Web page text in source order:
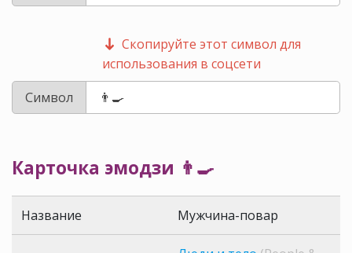
Скопируйте этот символ для
использования в соцсети
Символ
Карточка эмодзи 👨‍🍳
Название Мужчина-повар